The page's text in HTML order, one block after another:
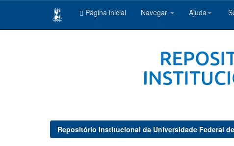
Página inicial Navegar Ajuda
Repositório Institucional da Universidade Federal